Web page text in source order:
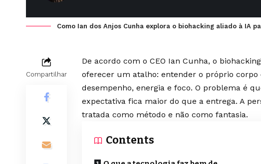
Como Ian dos Anjos Cunha explora o biohacking aliado à IA
Compartilhar
De acordo com o CEO Ian Cunha, o
oferecer um atalho: entender o próprio
desempenho, energia e foco. O problema é
expectativa fica maior do que a entrega. A
tratada como método e não como fantasia.
Contents